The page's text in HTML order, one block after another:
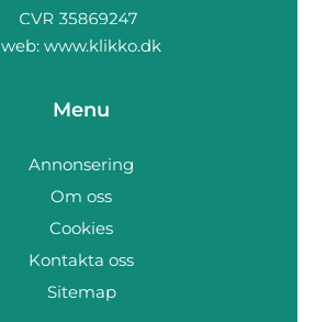
web: www.klikko.dk
Menu
Annonsering
Om oss
Cookies
Kontakta oss
Sitemap